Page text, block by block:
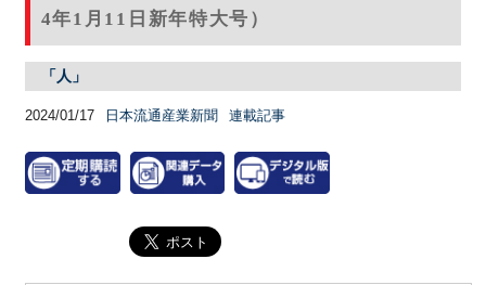
4年1月11日新年特大号）
「人」
2024/01/17 日本流通産業新聞 連載記事